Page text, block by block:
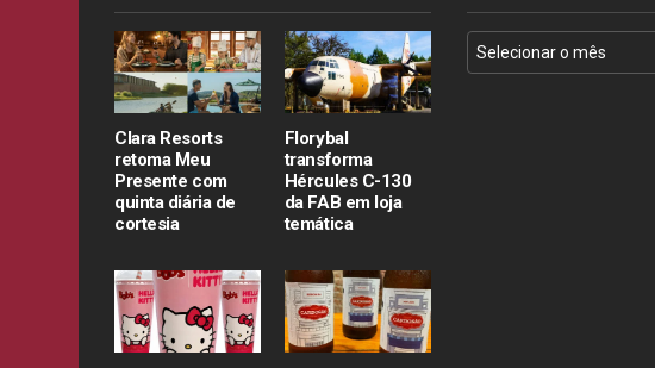
Clara Resorts
retoma Meu
Presente com
quinta diária de
cortesia
Florybal
transforma
Hércules C-130
da FAB em loja
temática